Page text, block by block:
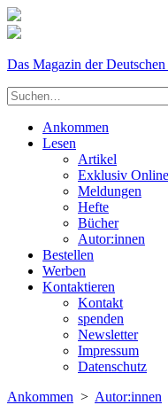
Das Magazin der
Ankommen
Lesen
Artikel
Exklusiv Online
Meldungen
Hefte
Bücher
Autor:innen
Bestellen
Werben
Kontaktieren
Kontakt
spenden
Newsletter
Impressum
Datenschutz­
Ankommen > Autor:innen